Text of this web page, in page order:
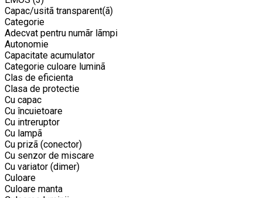
Capac/usitã transparent(ã)
Categorie
Adecvat pentru numãr lãmpi
Autonomie
Capacitate acumulator
Categorie culoare luminã
Clas de eficienta
Clasa de protectie
Cu capac
Cu încuietoare
Cu intreruptor
Cu lampã
Cu prizã (conector)
Cu senzor de miscare
Cu variator (dimer)
Culoare
Culoare manta